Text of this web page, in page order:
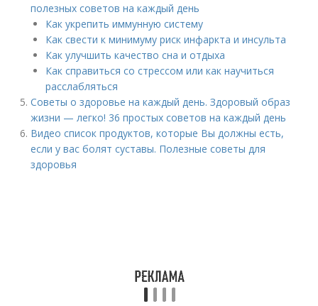
полезных советов на каждый день
Как укрепить иммунную систему
Как свести к минимуму риск инфаркта и инсульта
Как улучшить качество сна и отдыха
Как справиться со стрессом или как научиться
расслабляться
Советы о здоровье на каждый день. Здоровый образ
жизни — легко! 36 простых советов на каждый день
Видео список продуктов, которые Вы должны есть,
если у вас болят суставы. Полезные советы для
здоровья